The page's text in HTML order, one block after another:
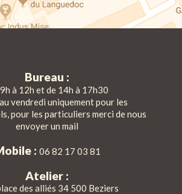
Bureau :
à 12h et de 14h à 17h30
vendredi uniquement pour les
pour les particuliers merci de nous
envoyer un mail
: 06 82 17 03 81
Atelier :
des alliés 34 500 Beziers